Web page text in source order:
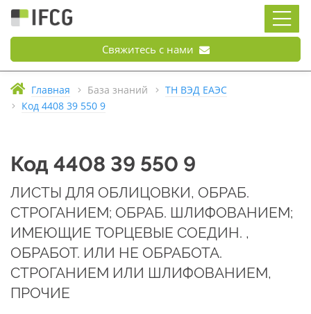
Свяжитесь с нами
Главная База знаний
ТН ВЭД ЕАЭС
Код 4408 39 550 9
Код 4408 39 550 9
ЛИСТЫ ДЛЯ ОБЛИЦОВКИ, ОБРАБ.
СТРОГАНИЕМ; ОБРАБ. ШЛИФОВАНИЕМ;
ИМЕЮЩИЕ ТОРЦЕВЫЕ СОЕДИН. ,
ОБРАБОТ. ИЛИ НЕ ОБРАБОТА.
СТРОГАНИЕМ ИЛИ ШЛИФОВАНИЕМ,
ПРОЧИЕ